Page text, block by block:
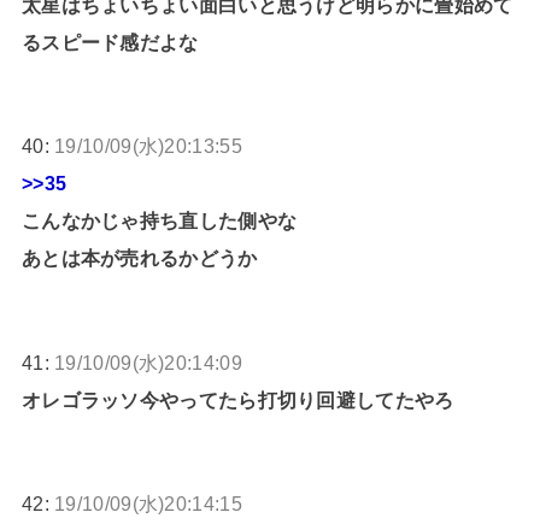
太星はちょいちょい面白いと思うけど明らかに畳始めて
るスピード感だよな
40: 19/10/09(水)20:13:55
>>35
こんなかじゃ持ち直した側やな
あとは本が売れるかどうか
41: 19/10/09(水)20:14:09
オレゴラッソ今やってたら打切り回避してたやろ
42: 19/10/09(水)20:14:15